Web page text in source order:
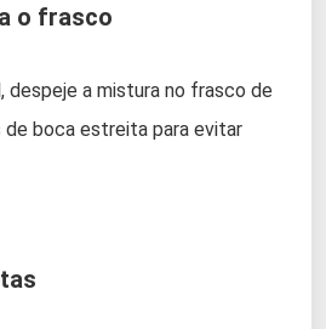
o frasco
despeje a mistura no frasco de
de boca estreita para evitar